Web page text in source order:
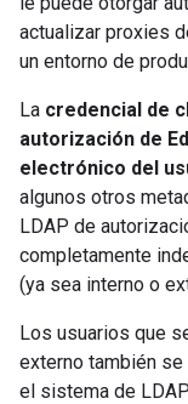
actualizar proxies
un entorno de
La credencial de
autorización de
electrónico del
algunos otros
LDAP de
completamente
(ya sea interno o
Los usuarios que
externo también
el sistema de